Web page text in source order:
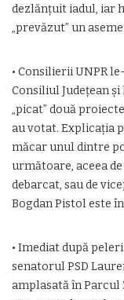
dezlănţuit iadul, iar
„prevăzut” un
• Consilierii UNPR
Consiliul Judeţean
„picat” două
au votat. Explicaţia
măcar unul dintre
următoare, aceea
debarcat, sau de
Bogdan Pistol este
• Imediat după
senatorul PSD
amplasată în